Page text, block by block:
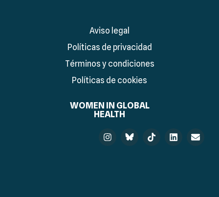
Aviso legal
Políticas de privacidad
Términos y condiciones
Políticas de cookies
WOMEN IN GLOBAL
HEALTH